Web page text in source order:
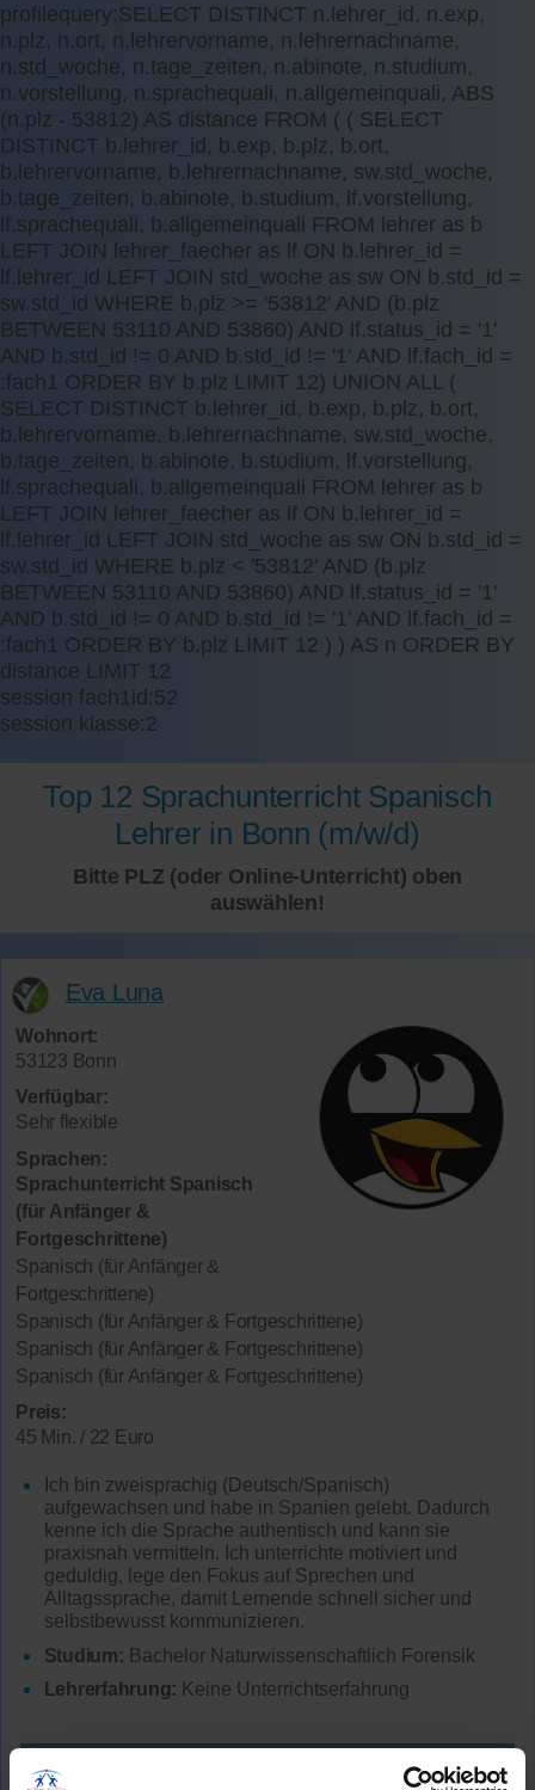
profilequery:SELECT DISTINCT n.lehrer_id, n.exp,
n.plz, n.ort, n.lehrervorname, n.lehrernachname,
n.std_woche, n.tage_zeiten, n.abinote, n.studium,
n.vorstellung, n.sprachequali, n.allgemeinquali, ABS
(n.plz - 53812) AS distance FROM ( ( SELECT
DISTINCT b.lehrer_id, b.exp, b.plz, b.ort,
b.lehrervorname, b.lehrernachname, sw.std_woche,
b.tage_zeiten, b.abinote, b.studium, lf.vorstellung,
lf.sprachequali, b.allgemeinquali FROM lehrer as b
LEFT JOIN lehrer_faecher as lf ON b.lehrer_id =
lf.lehrer_id LEFT JOIN std_woche as sw ON b.std_id =
sw.std_id WHERE b.plz >= '53812' AND (b.plz
BETWEEN 53110 AND 53860) AND lf.status_id = '1'
AND b.std_id != 0 AND b.std_id != '1' AND lf.fach_id =
:fach1 ORDER BY b.plz LIMIT 12) UNION ALL (
SELECT DISTINCT b.lehrer_id, b.exp, b.plz, b.ort,
b.lehrervorname, b.lehrernachname, sw.std_woche,
b.tage_zeiten, b.abinote, b.studium, lf.vorstellung,
lf.sprachequali, b.allgemeinquali FROM lehrer as b
LEFT JOIN lehrer_faecher as lf ON b.lehrer_id =
lf.lehrer_id LEFT JOIN std_woche as sw ON b.std_id =
sw.std_id WHERE b.plz < '53812' AND (b.plz
BETWEEN 53110 AND 53860) AND lf.status_id = '1'
AND b.std_id != 0 AND b.std_id != '1' AND lf.fach_id =
:fach1 ORDER BY b.plz LIMIT 12 ) ) AS n ORDER BY
distance LIMIT 12
session fach1id:52
session klasse:2
Top 12 Sprachunterricht Spanisch
Lehrer in Bonn (m/w/d)
Bitte PLZ (oder Online-Unterricht) oben
auswählen!
Eva Luna
Wohnort:
53123 Bonn
Verfügbar:
Sehr flexible
Sprachen:
Sprachunterricht Spanisch
(für Anfänger &
Fortgeschrittene)
Spanisch (für Anfänger &
Fortgeschrittene)
Spanisch (für Anfänger & Fortgeschrittene)
Spanisch (für Anfänger & Fortgeschrittene)
Spanisch (für Anfänger & Fortgeschrittene)
Preis:
45 Min. / 22 Euro
Ich bin zweisprachig (Deutsch/Spanisch)
aufgewachsen und habe in Spanien gelebt. Dadurch
kenne ich die Sprache authentisch und kann sie
praxisnah vermitteln. Ich unterrichte motiviert und
geduldig, lege den Fokus auf Sprechen und
Alltagssprache, damit Lernende schnell sicher und
selbstbewusst kommunizieren.
Studium: Bachelor Naturwissenschaftlich Forensik
Lehrerfahrung: Keine Unterrichtserfahrung